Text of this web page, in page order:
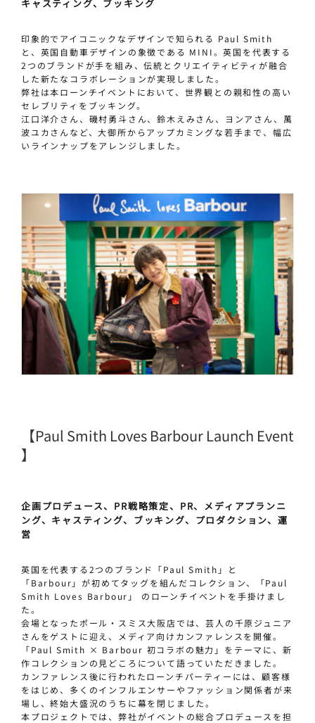
キャスティング、ブッキング
印象的でアイコニックなデザインで知られる Paul Smith
と、英国自動車デザインの象徴である MINI。英国を代表する
2つのブランドが手を組み、伝統とクリエイティビティが融合
した新たなコラボレーションが実現しました。
弊社は本ローンチイベントにおいて、世界観との親和性の高い
セレブリティをブッキング。
江口洋介さん、磯村勇斗さん、鈴木えみさん、ヨンアさん、萬
波ユカさんなど、大御所からアップカミングな若手まで、幅広
いラインナップをアレンジしました。
【Paul Smith Loves Barbour Launch Event
】
企画プロデュース、PR戦略策定、PR、メディアプランニ
ング、キャスティング、ブッキング、プロダクション、運
営
英国を代表する2つのブランド「Paul Smith」と
「Barbour」が初めてタッグを組んだコレクション、「Paul
Smith Loves Barbour」 のローンチイベントを手掛けまし
た。
会場となったポール・スミス大阪店では、芸人の千原ジュニア
さんをゲストに迎え、メディア向けカンファレンスを開催。
「Paul Smith × Barbour 初コラボの魅力」をテーマに、新
作コレクションの見どころについて語っていただきました。
カンファレンス後に行われたローンチパーティーには、顧客様
をはじめ、多くのインフルエンサーやファッション関係者が来
場し、終始大盛況のうちに幕を閉じました。
本プロジェクトでは、弊社がイベントの総合プロデュースを担